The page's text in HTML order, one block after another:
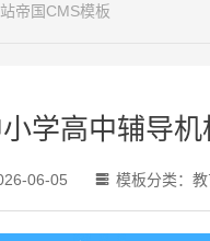
帝国CMS模板
学高中辅导
06-05  模板分类：